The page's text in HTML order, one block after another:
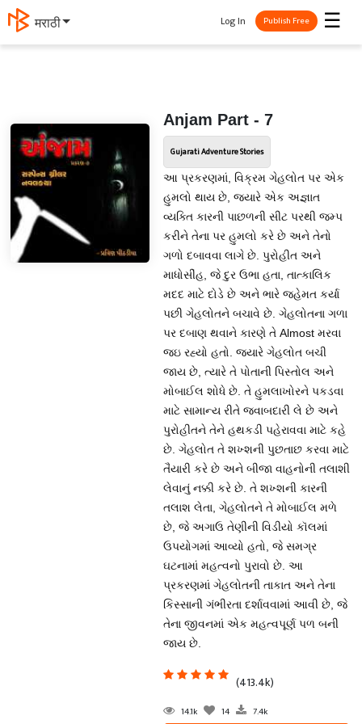
मराठी ☰
Log In Publish Free
Anjam Part - 7
Gujarati Adventure Stories
આ પ્રકરણમાં, વિક્રમ ગેહલોત પર એક
હુમલો થાય છે, જ્યારે એક અજ્ઞાત
વ્યક્તિ કારની પાછળની સીટ પરથી જમ્પ
કરીને તેના પર હુમલો કરે છે અને તેનો
ગળો દબાવવા લાગે છે. પુરોહીત અને
માધોસીંહ, જે દુર ઉભા હતા, તાત્કાલિક
મદદ માટે દોડે છે અને ભારે જહેમત કર્યા
પછી ગેહલોતને બચાવે છે. ગેહલોતના ગળા
પર દબાણ થવાને કારણે તે Almost મરવા
જઇ રહ્યો હતો. જ્યારે ગેહલોત બચી
જાય છે, ત્યારે તે પોતાની પિસ્તોલ અને
મોબાઈલ શોધે છે. તે હુમલાખોરને પકડવા
માટે સામાન્ય રીતે જવાબદારી લે છે અને
પુરોહીતને તેને હથકડી પહેરાવવા માટે કહે
છે. ગેહલોત તે શખ્શની પુછતાછ કરવા માટે
તૈયારી કરે છે અને બીજા વાહનોની તલાશી
લેવાનું નક્કી કરે છે. તે શખ્શની કારની
તલાશ લેતા, ગેહલોતને તે મોબાઈલ મળે
છે, જે અગાઉ તેણીની વિડીયો કૉલમાં
ઉપયોગમાં આવ્યો હતો, જે સમગ્ર
ઘટનામાં મહત્વનો પુરાવો છે. આ
પ્રકરણમાં ગેહલોતની તાકાત અને તેના
કિસ્સાની ગંભીરતા દર્શાવવામાં આવી છે, જે
તેના જીવનમાં એક મહત્વપૂર્ણ પળ બની
જાય છે.
(413.4k)
14.1k 14 7.4k